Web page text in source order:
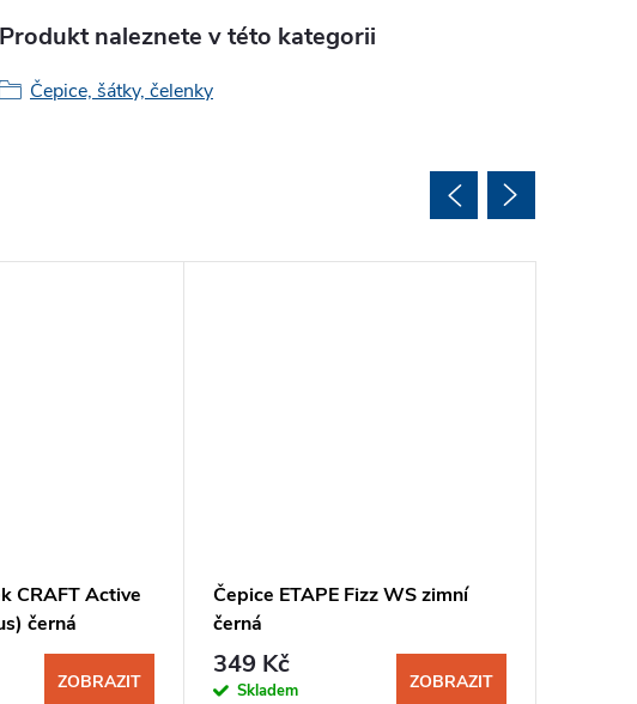
Produkt naleznete v této kategorii
Čepice, šátky, čelenky
CRAFT Active
černá
ZOBRAZIT
Čepice ETAPE Fizz WS zimní
černá
349 Kč
Skladem ZOBRAZIT